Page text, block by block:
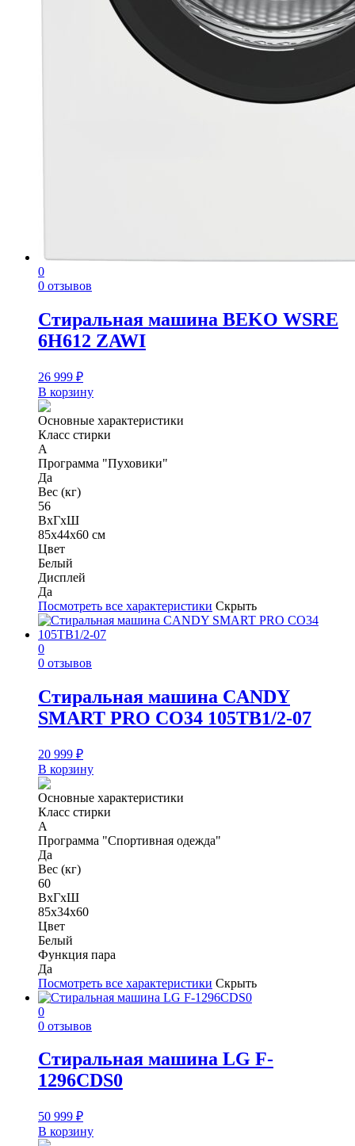
0
0 отзывов
Стиральная машина BEKO WSRE
6H612 ZAWI
26 999 ₽
В корзину
Основные характеристики
Класс стирки
A
Программа "Пуховики"
Да
Вес (кг)
56
ВхГхШ
85x44x60 см
Цвет
Белый
Дисплей
Да
Посмотреть все характеристики Скрыть
0
0 отзывов
Стиральная машина CANDY
SMART PRO CO34 105TB1/2-07
20 999 ₽
В корзину
Основные характеристики
Класс стирки
A
Программа "Спортивная одежда"
Да
Вес (кг)
60
ВхГхШ
85х34х60
Цвет
Белый
Функция пара
Да
Посмотреть все характеристики Скрыть
0
0 отзывов
Стиральная машина LG F-
1296CDS0
50 999 ₽
В корзину